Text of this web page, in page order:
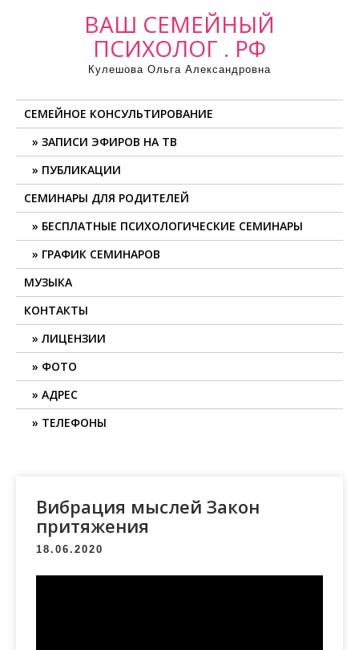
ВАШ СЕМЕЙНЫЙ
ПСИХОЛОГ . РФ
Кулешова Ольга Александровна
СЕМЕЙНОЕ КОНСУЛЬТИРОВАНИЕ
ЗАПИСИ ЭФИРОВ НА ТВ
ПУБЛИКАЦИИ
СЕМИНАРЫ ДЛЯ РОДИТЕЛЕЙ
БЕСПЛАТНЫЕ ПСИХОЛОГИЧЕСКИЕ СЕМИНАРЫ
ГРАФИК СЕМИНАРОВ
МУЗЫКА
КОНТАКТЫ
ЛИЦЕНЗИИ
ФОТО
АДРЕС
ТЕЛЕФОНЫ
Вибрация мыслей Закон
притяжения
18.06.2020